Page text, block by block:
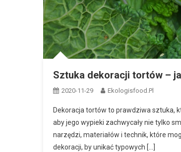
Sztuka dekoracji tortów –
2020-11-29 Ekologisfood.pl
Dekoracja tortów to prawdziwa sztuka,
aby jego wypieki zachwycały nie tylko
narzędzi, materiałów i technik, które
dekoracji, by unikać typowych […]